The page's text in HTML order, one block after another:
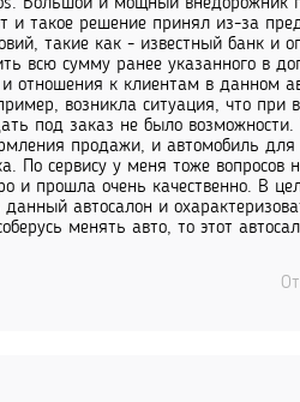
такое решение принял из-за
такие как - известный банк и
всю сумму ранее указанного в
и отношения к клиентам в данном
возникла ситуация, что при
под заказ не было
продажи, и автомобиль
По сервису у меня тоже вопросов
и прошла очень качественно. В
автосалон и
менять авто, то этот